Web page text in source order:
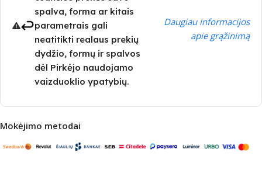
spalva, forma ar kitais
parametrais gali
neatitikti realaus prekių
dydžio, formų ir spalvos
dėl Pirkėjo naudojamo
vaizduoklio ypatybių.
Daugiau informacijos
apie grąžinimą
Mokėjimo metodai